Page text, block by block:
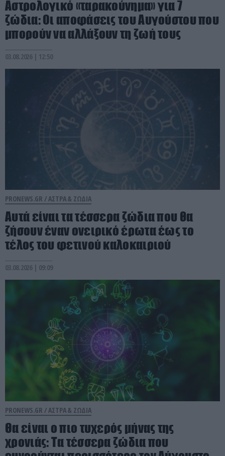
Αστρολογικό «ταρακούνημα» για 7
ζώδια: Οι αποφάσεις του Αυγούστου που
μπορούν να αλλάξουν τη ζωή τους
03.08.2026 | 12:50
PRONEWS.GR /ΑΣΤΡΑ & ΖΩΔΙΑ
Αυτά είναι τα τέσσερα ζώδια που θα
ζήσουν έναν ονειρικό έρωτα έως το
τέλος του φετινού καλοκαιριού
03.08.2026 | 09:09
PRONEWS.GR /ΑΣΤΡΑ & ΖΩΔΙΑ
Θα είναι ο πιο τυχερός μήνας της
χρονιάς: Τα τέσσερα ζώδια που